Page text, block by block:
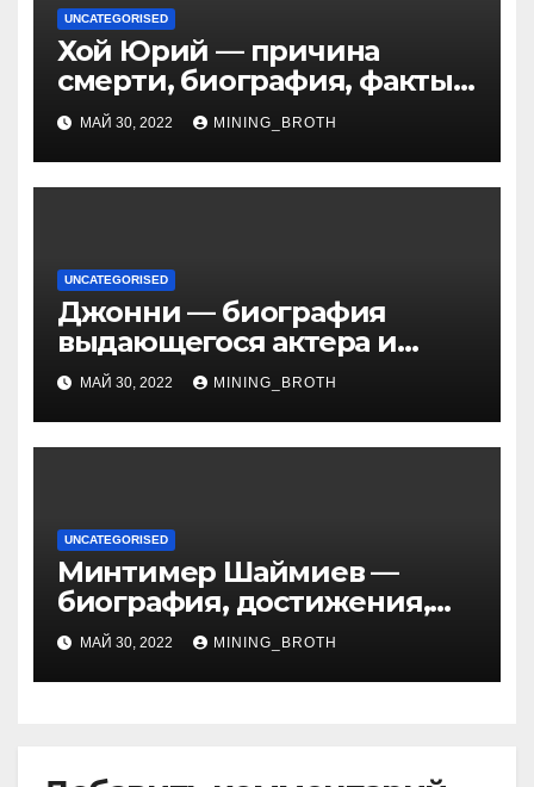
UNCATEGORISED
Хой Юрий — причина
смерти, биография, факты
из жизни Википедия
МАЙ 30, 2022 MINING_BROTH
UNCATEGORISED
Джонни — биография
выдающегося актера и
талантливого певца, чья
артистичность захватывает
миллионы сердец
МАЙ 30, 2022 MINING_BROTH
UNCATEGORISED
Минтимер Шаймиев —
биография, достижения,
семья
МАЙ 30, 2022 MINING_BROTH